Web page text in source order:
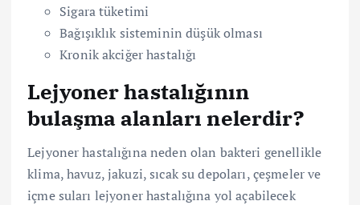
Sigara tüketimi
Bağışıklık sisteminin düşük olması
Kronik akciğer hastalığı
Lejyoner hastalığının
bulaşma alanları nelerdir?
Lejyoner hastalığına neden olan bakteri genellikle
klima, havuz, jakuzi, sıcak su depoları, çeşmeler ve
içme suları lejyoner hastalığına yol açabilecek